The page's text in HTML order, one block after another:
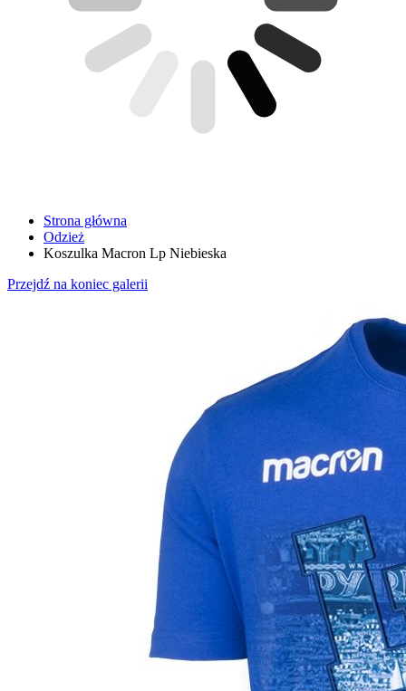
Strona główna
Odzież
Koszulka Macron Lp Niebieska
Przejdź na koniec galerii